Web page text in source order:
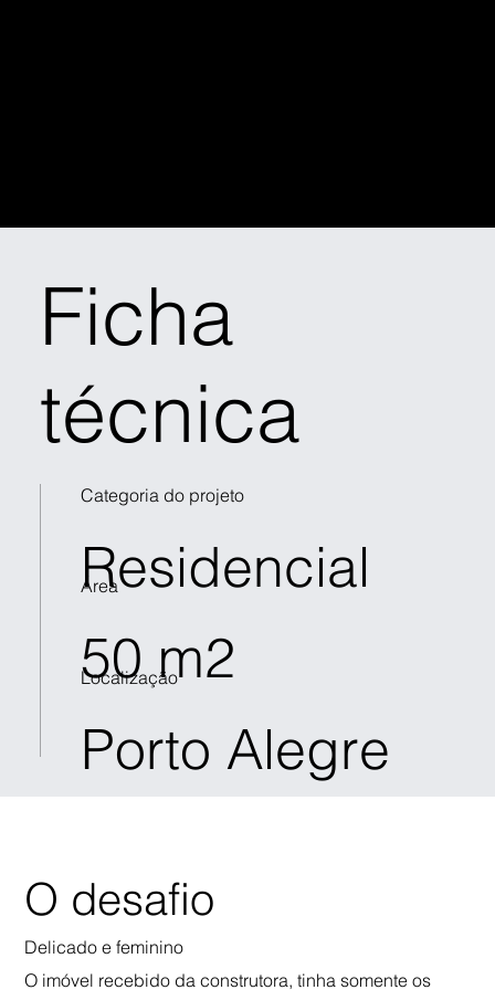
Ficha
técnica
Categoria do projeto
Residencial
Área
50 m2
Localização
Porto Alegre
O desafio
Delicado e feminino
O imóvel recebido da construtora, tinha somente os